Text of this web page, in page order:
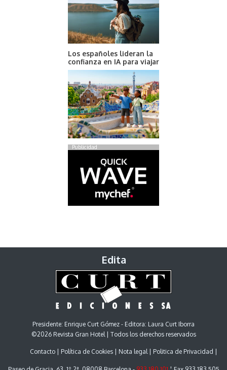
Los españoles lideran la
confianza en IA para viajar
Publicidad
Edita
Presidente: Enrique Curt Gómez - Editora: Laura Curt Iborra
©2026 Revista Gran Hotel | Todos los derechos reservados
Contacto Política de Cookies Nota legal Politica de Privacidad